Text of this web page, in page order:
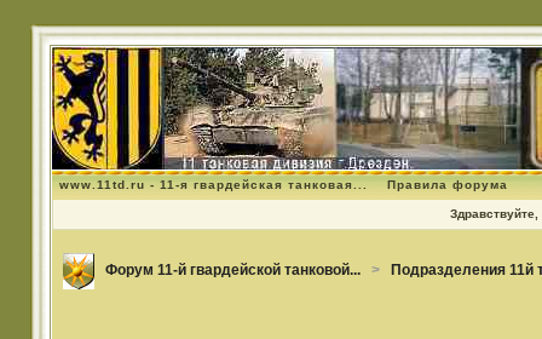
www.11td.ru - 11-я гвардейская танковая... Правила форума
Здравствуйте,
Форум 11-й гвардейской танковой... > Подразделения 11й